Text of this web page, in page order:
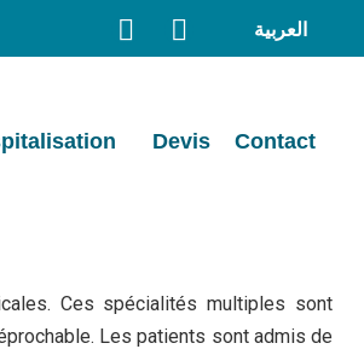
العربية
Devis Contact
Ces spécialités multiples sont
Les patients sont admis de